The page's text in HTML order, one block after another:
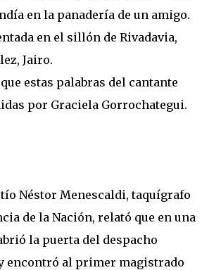
en la panadería de un amigo.
en el sillón de Rivadavia,
Jairo.
estas palabras del cantante
por Graciela Gorrochategui.
Néstor Menescaldi, taquígrafo
de la Nación, relató que en una
la puerta del despacho
encontró al primer magistrado